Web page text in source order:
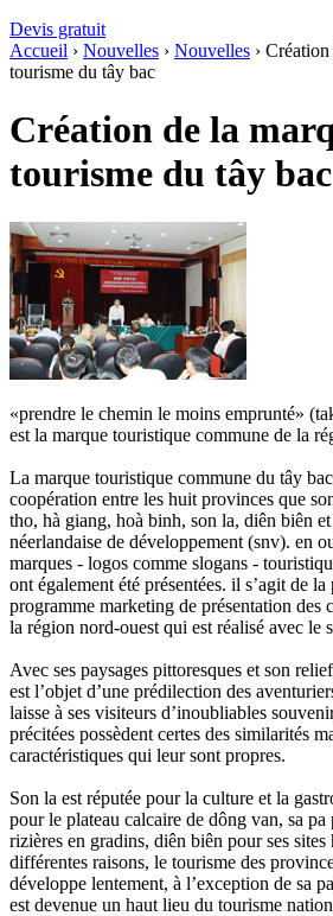
Devis gratuit
Accueil › Nouvelles › Nouvelles › Création
tourisme du tây bac
Création de la
tourisme du tây bac
«prendre le chemin le moins emprunté»
est la marque touristique commune de la
La marque touristique commune du tây
coopération entre les huit provinces que
tho, hà giang, hoà binh, son la, diên biên
néerlandaise de développement (snv). en
marques - logos comme slogans -
ont également été présentées. il s’agit de la
programme marketing de présentation des
la région nord-ouest qui est réalisé avec le
Avec ses paysages pittoresques et son
est l’objet d’une prédilection des
laisse à ses visiteurs d’inoubliables
précitées possèdent certes des similarités
caractéristiques qui leur sont propres.
Son la est réputée pour la culture et la
pour le plateau calcaire de dông van, sa pa
rizières en gradins, diên biên pour ses
différentes raisons, le tourisme des
développe lentement, à l’exception de sa
est devenue un haut lieu du tourisme